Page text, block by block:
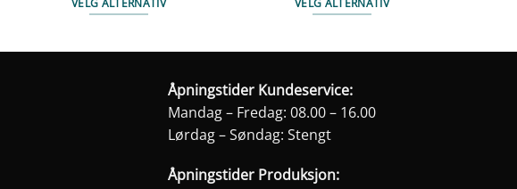
VELG ALTERNATIV
varianter.
Alternativene
VELG ALTERNATIV
flere
varianter.
Åpningstider Kundeservice:
Mandag – Fredag: 08.00 – 16.00
Lørdag – Søndag: Stengt
Åpningstider Produksjon: